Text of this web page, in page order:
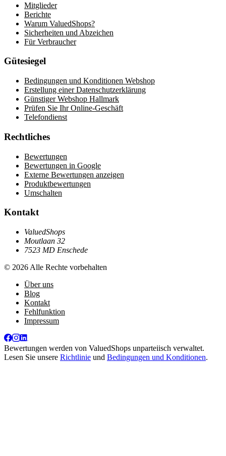
Mitglieder
Berichte
Warum ValuedShops?
Sicherheiten und Abzeichen
Für Verbraucher
Gütesiegel
Bedingungen und Konditionen Webshop
Erstellung einer Datenschutzerklärung
Günstiger Webshop Hallmark
Prüfen Sie Ihr Online-Geschäft
Telefondienst
Rechtliches
Bewertungen
Bewertungen in Google
Externe Bewertungen anzeigen
Produktbewertungen
Umschalten
Kontakt
ValuedShops
Moutlaan 32
7523 MD Enschede
© 2026 Alle Rechte vorbehalten
Über uns
Blog
Kontakt
Fehlfunktion
Impressum
Bewertungen werden von ValuedShops unparteiisch verwaltet.
Lesen Sie unsere Richtlinie und Bedingungen und Konditionen.